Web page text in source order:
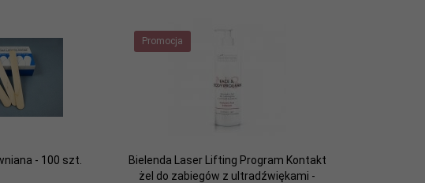
- 100 szt.
Promocja
Bielenda Laser Lifting Program Kontakt
żel do zabiegów z ultradźwiękami -